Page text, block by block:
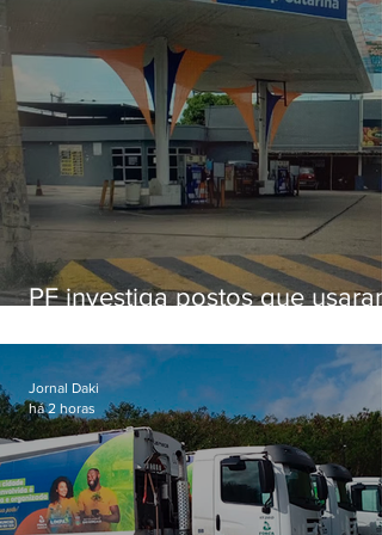
PF investiga postos que usaram
secretário morto em 2020
Jornal Daki
há 2 horas